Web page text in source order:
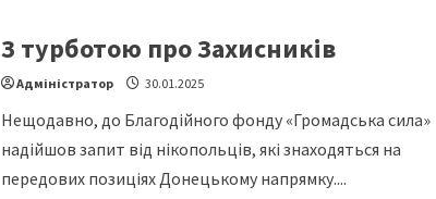
З турботою про Захисників
Адміністратор 30.01.2025
Нещодавно, до Благодійного фонду «Громадська сила»
надійшов запит від нікопольців, які знаходяться на
передових позиціях Донецькому напрямку....